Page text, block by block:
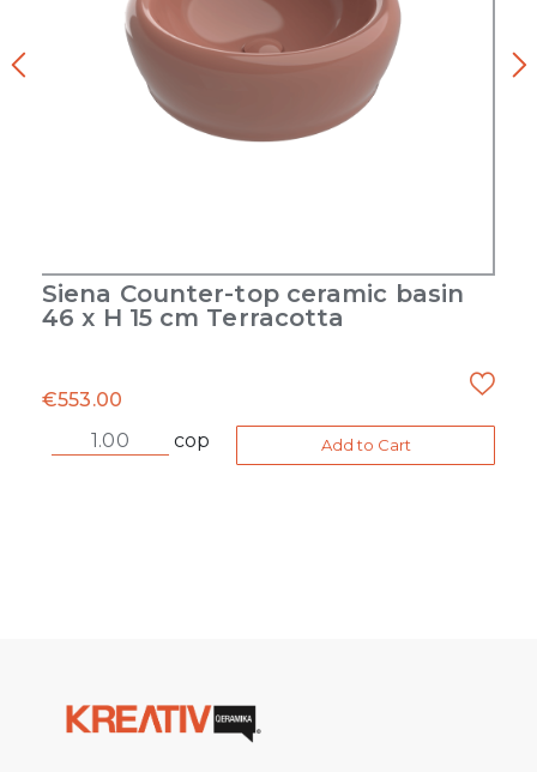
Siena Counter-top ceramic basin
46 x H 15 cm Terracotta
€553.00
cop
Add to Cart